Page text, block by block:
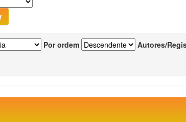
Por ordem Autores/